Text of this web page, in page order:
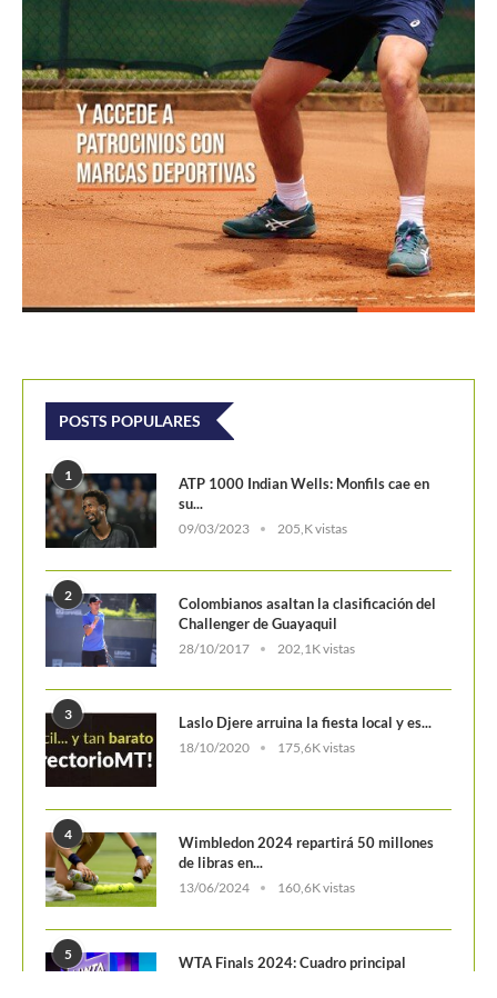
POSTS POPULARES
1
ATP 1000 Indian Wells: Monfils cae en
su...
09/03/2023 205,K vistas
2
Colombianos asaltan la clasificación del
Challenger de Guayaquil
28/10/2017 202,1K vistas
3 Laslo Djere arruina la fiesta local y es...
18/10/2020 175,6K vistas
4
Wimbledon 2024 repartirá 50 millones
de libras en...
13/06/2024 160,6K vistas
5 WTA Finals 2024: Cuadro principal